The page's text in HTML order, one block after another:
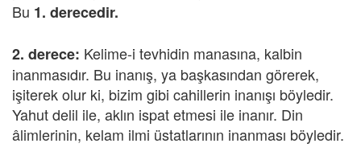
Bu 1. derecedir.
2. derece: Kelime-i tevhidin manasına, kalbin
inanmasıdır. Bu inanış, ya başkasından görerek,
işiterek olur ki, bizim gibi cahillerin inanışı böyledir.
Yahut delil ile, aklın ispat etmesi ile inanır. Din
âlimlerinin, kelam ilmi üstatlarının inanması böyledir.